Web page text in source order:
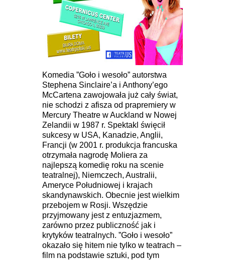
Komedia ”Goło i wesoło” autorstwa
Stephena Sinclaire’a i Anthony’ego
McCartena zawojowała już cały świat,
nie schodzi z afisza od prapremiery w
Mercury Theatre w Auckland w Nowej
Zelandii w 1987 r. Spektakl święcił
sukcesy w USA, Kanadzie, Anglii,
Francji (w 2001 r. produkcja francuska
otrzymała nagrodę Moliera za
najlepszą komedię roku na scenie
teatralnej), Niemczech, Australii,
Ameryce Południowej i krajach
skandynawskich. Obecnie jest wielkim
przebojem w Rosji. Wszędzie
przyjmowany jest z entuzjazmem,
zarówno przez publiczność jak i
krytyków teatralnych. ”Goło i wesoło”
okazało się hitem nie tylko w teatrach –
film na podstawie sztuki, pod tym